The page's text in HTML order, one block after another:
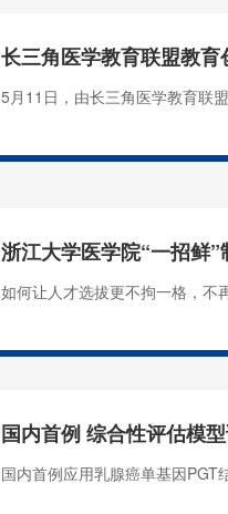
长三角医学教育联盟教
5月11日，由长三角医学教育联
浙江大学医学院“一招鲜
如何让人才选拔更不拘一格，不
国内首例 综合性评估模
国内首例应用乳腺癌单基因PGT